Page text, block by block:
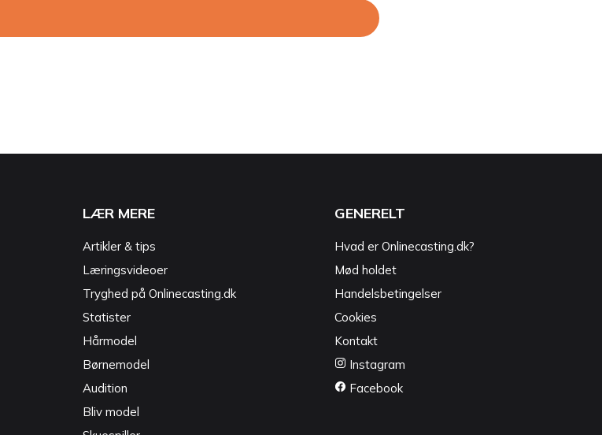
LÆR MERE
Artikler & tips
Læringsvideoer
Tryghed på Onlinecasting.dk
Statister
Hårmodel
Børnemodel
Audition
Bliv model
GENERELT
Hvad er Onlinecasting.dk?
Mød holdet
Handelsbetingelser
Cookies
Kontakt
Instagram
Facebook